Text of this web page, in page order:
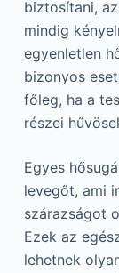
biztosítani,
mindig
egyenletlen
bizonyos
főleg, ha a
részei
Egyes
levegőt, ami
szárazságot
Ezek az
lehetnek